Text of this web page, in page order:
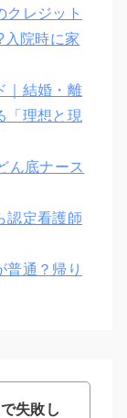
クレジット
入院時に家
｜結婚・離
「理想と現
ん底ナース
認定看護師
普通？帰り
失敗し